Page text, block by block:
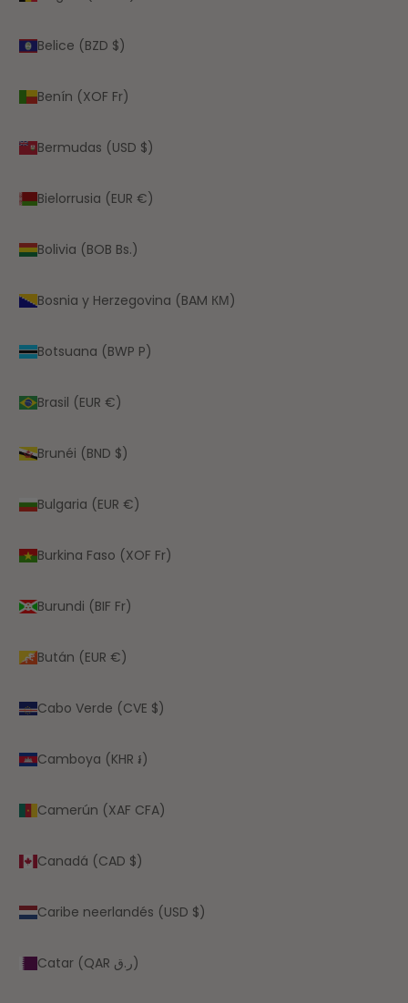
Belice (BZD $)
Benín (XOF Fr)
Bermudas (USD $)
Bielorrusia (EUR €)
Bolivia (BOB Bs.)
Bosnia y Herzegovina (BAM КМ)
Botsuana (BWP P)
Brasil (EUR €)
Brunéi (BND $)
Bulgaria (EUR €)
Burkina Faso (XOF Fr)
Burundi (BIF Fr)
Bután (EUR €)
Cabo Verde (CVE $)
Camboya (KHR ៛)
Camerún (XAF CFA)
Canadá (CAD $)
Caribe neerlandés (USD $)
Catar (QAR ر.ق)